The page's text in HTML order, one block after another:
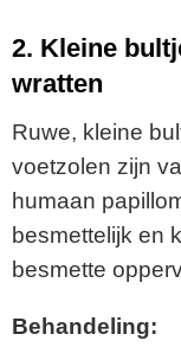
2. Kleine
wratten
Ruwe, kleine
voetzolen zijn
humaan
besmettelijk en
besmette
Behandeling: